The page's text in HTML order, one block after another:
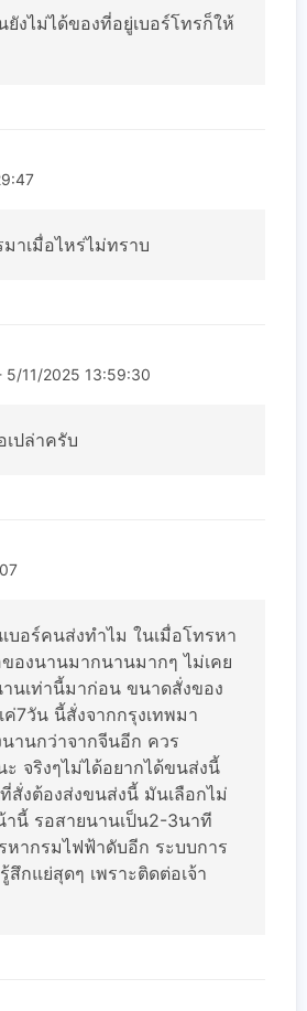
งไม่ได้ของที่อยู่เบอร์โทรก็ให้
าเมื่อไหร่ไม่ทราบ
5/11/2025 13:59:30
เปล่าครับ
บอร์คนส่งทำไม ในเมื่อโทรหา
องนานมากนานมากๆ ไม่เคย
นเท่านี้มาก่อน ขนาดสั่งของ
7วัน นี้สั่งจากกรุงเทพมา
านกว่าจากจีนอีก ควร
ะ จริงๆไม่ได้อยากได้ขนส่งนี้
สั่งต้องส่งขนส่งนี้ มันเลือกไม่
านี้ รอสายนานเป็น2-3นาที
หากรมไฟฟ้าดับอีก ระบบการ
กแย่สุดๆ เพราะติดต่อเจ้า